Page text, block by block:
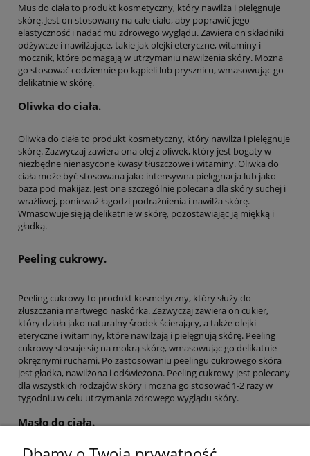
Mus do ciała to produkt kosmetyczny, który nawilża i pielęgnuje
skórę. Jest on stosowany na całe ciało, aby poprawić jego
elastyczność i nadać mu zdrowego wyglądu. Zawiera on składniki
odżywcze i nawilżające, takie jak olejki eteryczne, witaminy i
mocznik, które pomagają w utrzymaniu nawilżenia skóry. Można
go stosować codziennie po kąpieli lub prysznicu, wmasowując go
delikatnie w skórę.
Oliwka do ciała.
Oliwka do ciała to produkt kosmetyczny, który nawilża i pielęgnuje
skórę. Zazwyczaj zawiera ona olej z oliwek, który jest bogaty w
niezbędne nienasycone kwasy tłuszczowe i witaminy. Oliwka do
ciała może być stosowana jako intensywna pielęgnacja lub jako
baza pod makijaż. Jest ona szczególnie polecana dla skóry suchej i
wrażliwej, ponieważ łagodzi podrażnienia i nawilża skórę.
Wmasowuje się ją delikatnie w skórę, pozostawiając ją miękką i
gładką.
Peeling cukrowy.
Peeling cukrowy to produkt kosmetyczny, który służy do
złuszczania martwego naskórka. Zazwyczaj zawiera on cukier,
który działa jako naturalny środek ścierający, a także olejki
eteryczne i witaminy, które nawilżają i pielęgnują skórę. Peeling
cukrowy stosuje się na mokrą skórę, wmasowując go delikatnie
okrężnymi ruchami. Po zastosowaniu peelingu cukrowego skóra
jest gładka, nawilżona i odświeżona. Peeling cukrowy jest polecany
dla wszystkich rodzajów skóry i można go stosować 1-2 razy w
tygodniu w celu utrzymania zdrowego wyglądu skóry.
Masło do ciała.
Masło do ciała to produkt kosmetyczny, który służy do nawilżania i